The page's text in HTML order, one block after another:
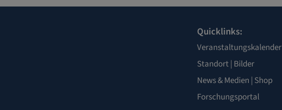
Quicklinks:
Veranstaltungskalender
Standort| Bilder
News & Medien | Shop
Forschungsportal